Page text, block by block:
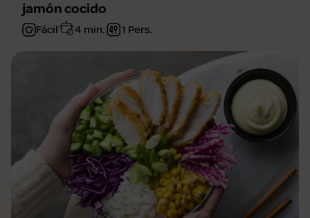
jamón cocido
Fácil 4 min. 1 Pers.